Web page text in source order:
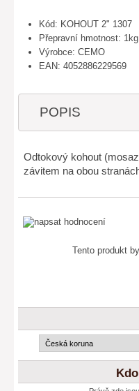
Kód: KOHOUT 2" 1307
Přepravní hmotnost: 1kg
Výrobce: CEMO
EAN: 4052886229569
POPIS
Odtokový kohout
závitem na obou
Tento produkt